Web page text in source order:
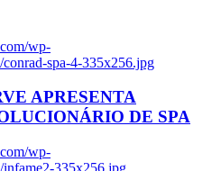
wp-
spa-4-335x256.jpg
APRESENTA
DE SPA
wp-
infame2-335x256.jpg